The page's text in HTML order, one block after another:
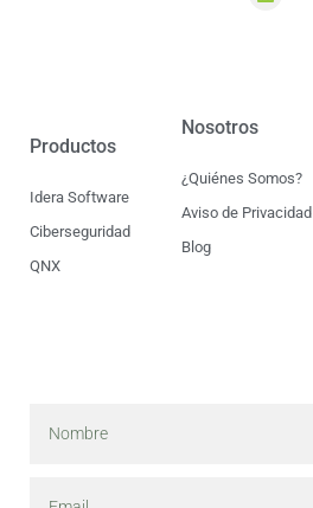
Productos
Idera Software
Ciberseguridad
QNX
Nosotros
¿Quiénes Somos?
Aviso de Privacidad
Blog